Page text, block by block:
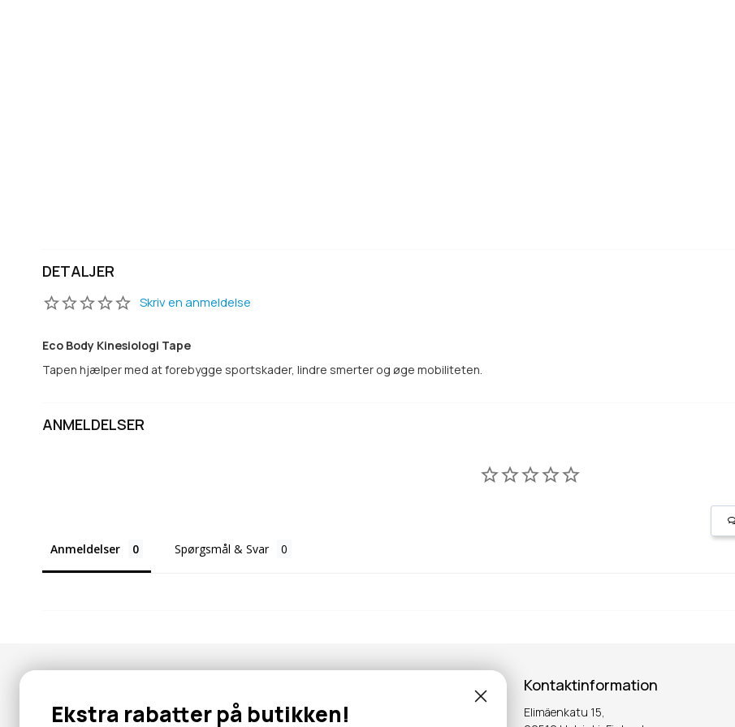
DETALJER
Skriv en anmeldelse
Eco Body Kinesiologi Tape
Tapen hjælper med at forebygge sportskader, lindre smerter og øge mobiliteten.
ANMELDELSER
Anmeldelser Spørgsmål & Svar
Abonner for at modtage tilbud og information om nye produkter!
Kontaktinformation
Elimäenkatu 15,
Ekstra rabatter på butikken!